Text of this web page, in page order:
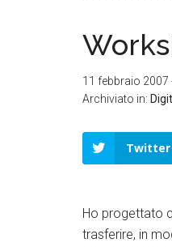
11 febbraio 2007
Archiviato in:
Twitter
Ho progettato
trasferire, in